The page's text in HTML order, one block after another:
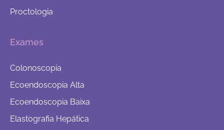
Proctologia
Exames
Colonoscopia
Ecoendoscopia Alta
Ecoendoscopia Baixa
Elastografia Hepática